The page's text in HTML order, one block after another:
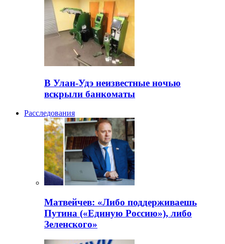
В Улан-Удэ неизвестные ночью
вскрыли банкоматы
Расследования
Матвейчев: «Либо поддерживаешь
Путина («Единую Россию»), либо
Зеленского»